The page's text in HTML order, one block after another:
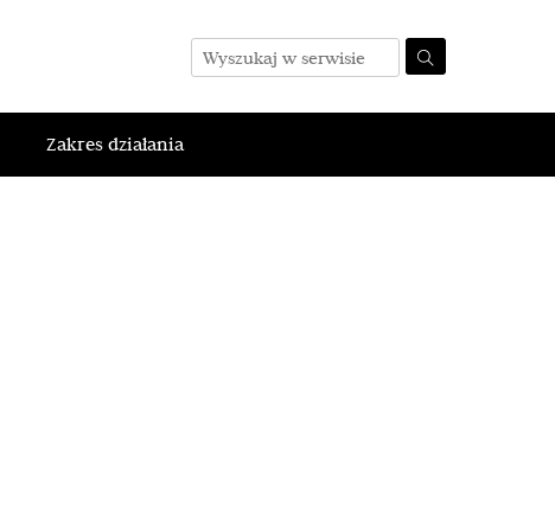
Zakres działania